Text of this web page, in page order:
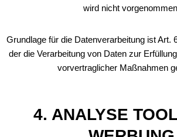
wird nicht
Grundlage für die Datenverarbeitung ist Art.
der die Verarbeitung von Daten zur
vorvertraglicher Maßnahmen
4. ANALYSE